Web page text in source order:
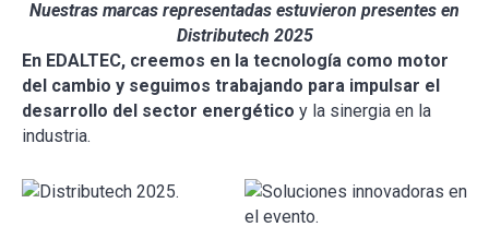
Nuestras marcas representadas estuvieron presentes en
Distributech 2025
En EDALTEC, creemos en la tecnología como motor
del cambio y seguimos trabajando para impulsar el
desarrollo del sector energético y la sinergia en la
industria.